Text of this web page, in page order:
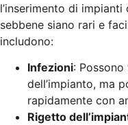
l’inserimento di
sebbene siano rari e
includono:
Infezioni: Possono
dell’impianto, ma
rapidamente con
Rigetto